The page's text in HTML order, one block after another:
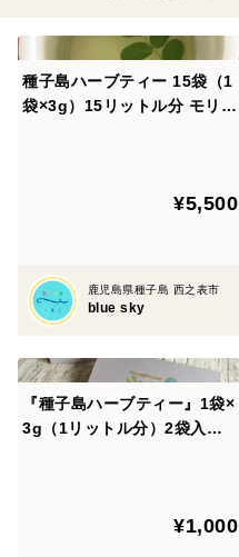
種子島ハーブティー 15袋（1
袋×3g）15リットル分 モリン
¥5,500
鹿児島県種子島 西之表市
blue sky
『種子島ハーブティー』1袋×
3g（1リットル分）2袋入り
¥1,000